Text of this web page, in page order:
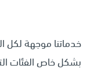
خدماتنا موجهة لكل
بشكل خاص الفئات